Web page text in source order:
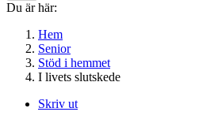
Du är här:
Hem
Senior
Stöd i hemmet
I livets slutskede
Skriv ut